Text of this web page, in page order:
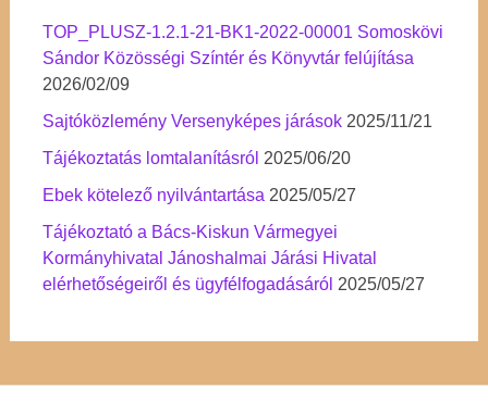
TOP_PLUSZ-1.2.1-21-BK1-2022-00001 Somoskövi
Sándor Közösségi Színtér és Könyvtár felújítása
2026/02/09
Sajtóközlemény Versenyképes járások 2025/11/21
Tájékoztatás lomtalanításról 2025/06/20
Ebek kötelező nyilvántartása 2025/05/27
Tájékoztató a Bács-Kiskun Vármegyei
Kormányhivatal Jánoshalmai Járási Hivatal
elérhetőségeiről és ügyfélfogadásáról 2025/05/27